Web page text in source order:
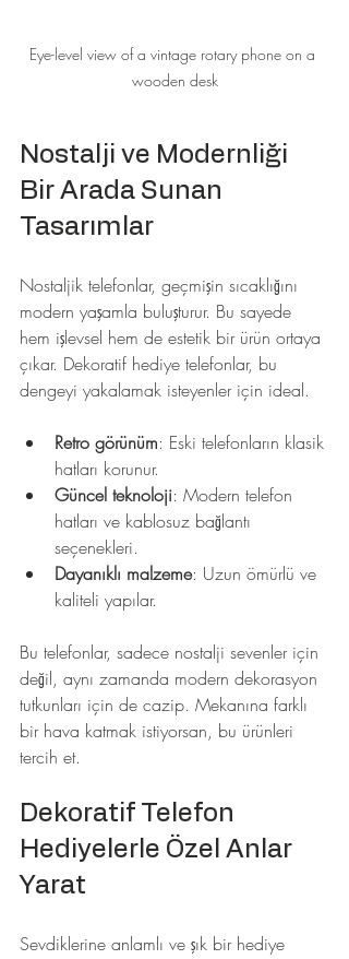
Eye-level view of a vintage rotary phone on a
wooden desk
Nostalji ve Modernliği
Bir Arada Sunan
Tasarımlar
Nostaljik telefonlar, geçmişin sıcaklığını
modern yaşamla buluşturur. Bu sayede
hem işlevsel hem de estetik bir ürün ortaya
çıkar. Dekoratif hediye telefonlar, bu
dengeyi yakalamak isteyenler için ideal.
Retro görünüm: Eski telefonların klasik
hatları korunur.
Güncel teknoloji: Modern telefon
hatları ve kablosuz bağlantı
seçenekleri.
Dayanıklı malzeme: Uzun ömürlü ve
kaliteli yapılar.
Bu telefonlar, sadece nostalji sevenler için
değil, aynı zamanda modern dekorasyon
tutkunları için de cazip. Mekanına farklı
bir hava katmak istiyorsan, bu ürünleri
tercih et.
Dekoratif Telefon
Hediyelerle Özel Anlar
Yarat
Sevdiklerine anlamlı ve şık bir hediye